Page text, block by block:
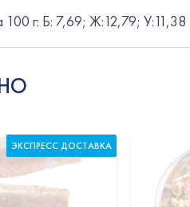
100 г: Б: 7,69; Ж:12,79;
ЭКСПРЕСС ДОСТАВКА